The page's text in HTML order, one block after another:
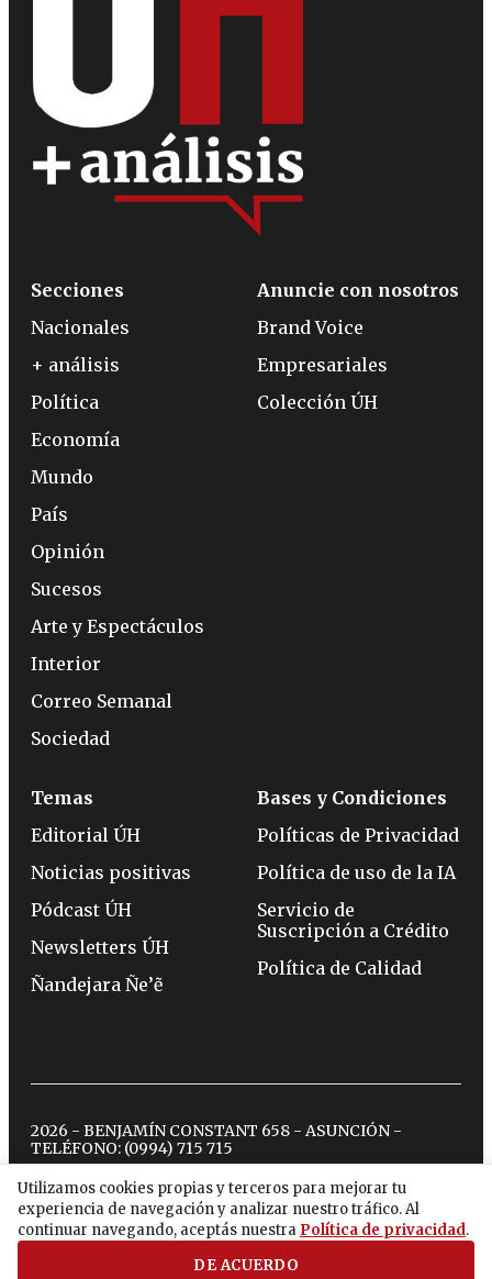
Utilizamos cookies propias y terceros para mejorar tu
experiencia de navegación y analizar nuestro tráfico. Al
continuar navegando, aceptás nuestra Política de privacidad.
DE ACUERDO
Secciones
Nacionales
+ análisis
Política
Economía
Mundo
País
Opinión
Sucesos
Arte y Espectáculos
Interior
Correo Semanal
Sociedad
Anuncie con nosotros
Brand Voice
Empresariales
Colección ÚH
Temas
Editorial ÚH
Noticias positivas
Pódcast ÚH
Newsletters ÚH
Ñandejara Ñe’ẽ
Bases y Condiciones
Políticas de Privacidad
Política de uso de la IA
Servicio de
Suscripción a Crédito
Política de Calidad
2026 - BENJAMÍN CONSTANT 658 - ASUNCIÓN -
TELÉFONO: (0994) 715 715
twitterinstagram
facebook
tiktokyoutubespotify